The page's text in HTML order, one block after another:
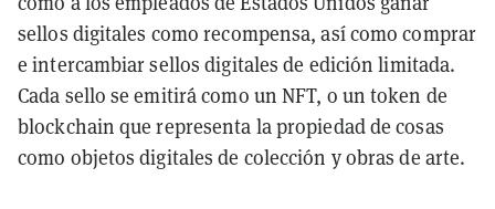
sellos digitales como recompensa, así como comprar
e intercambiar sellos digitales de edición limitada.
Cada sello se emitirá como un NFT, o un token de
blockchain que representa la propiedad de cosas
como objetos digitales de colección y obras de arte.